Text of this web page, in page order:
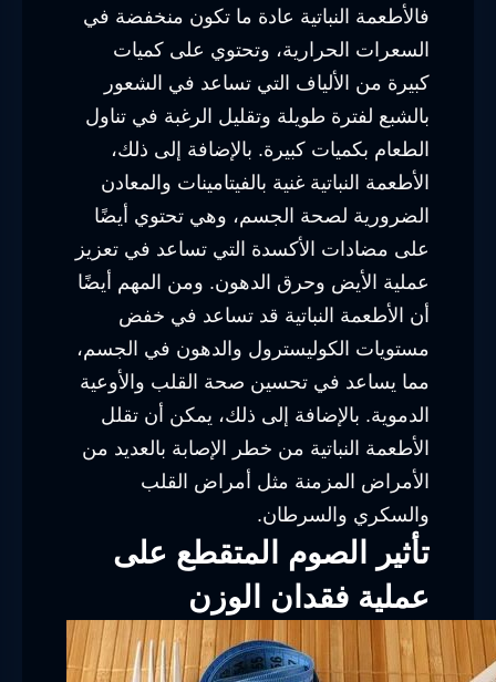
فالأطعمة النباتية عادة ما تكون منخفضة في
السعرات الحرارية، وتحتوي على كميات
كبيرة من الألياف التي تساعد في الشعور
بالشبع لفترة طويلة وتقليل الرغبة في تناول
الطعام بكميات كبيرة. بالإضافة إلى ذلك،
الأطعمة النباتية غنية بالفيتامينات والمعادن
الضرورية لصحة الجسم، وهي تحتوي أيضًا
على مضادات الأكسدة التي تساعد في تعزيز
عملية الأيض وحرق الدهون. ومن المهم أيضًا
أن الأطعمة النباتية قد تساعد في خفض
مستويات الكوليسترول والدهون في الجسم،
مما يساعد في تحسين صحة القلب والأوعية
الدموية. بالإضافة إلى ذلك، يمكن أن تقلل
الأطعمة النباتية من خطر الإصابة بالعديد من
الأمراض المزمنة مثل أمراض القلب
والسكري والسرطان.
تأثير الصوم المتقطع على
عملية فقدان الوزن